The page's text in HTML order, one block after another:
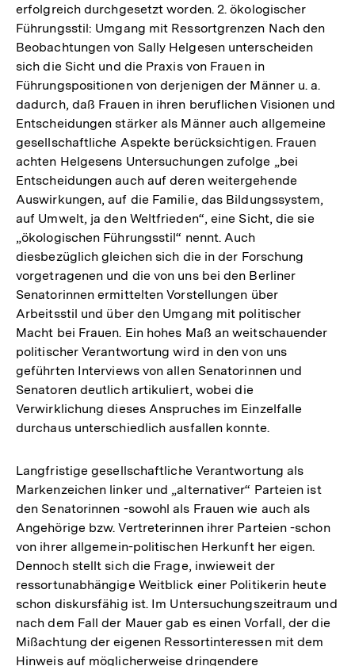
erfolgreich durchgesetzt worden. 2. ökologischer
Führungsstil: Umgang mit Ressortgrenzen Nach den
Beobachtungen von Sally Helgesen unterscheiden
sich die Sicht und die Praxis von Frauen in
Führungspositionen von derjenigen der Männer u. a.
dadurch, daß Frauen in ihren beruflichen Visionen und
Entscheidungen stärker als Männer auch allgemeine
gesellschaftliche Aspekte berücksichtigen. Frauen
achten Helgesens Untersuchungen zufolge „bei
Entscheidungen auch auf deren weitergehende
Auswirkungen, auf die Familie, das Bildungssystem,
auf Umwelt, ja den Weltfrieden“, eine Sicht, die sie
„ökologischen Führungsstil“ nennt. Auch
diesbezüglich gleichen sich die in der Forschung
vorgetragenen und die von uns bei den Berliner
Senatorinnen ermittelten Vorstellungen über
Arbeitsstil und über den Umgang mit politischer
Macht bei Frauen. Ein hohes Maß an weitschauender
politischer Verantwortung wird in den von uns
geführten Interviews von allen Senatorinnen und
Senatoren deutlich artikuliert, wobei die
Verwirklichung dieses Anspruches im Einzelfalle
durchaus unterschiedlich ausfallen konnte.
Langfristige gesellschaftliche Verantwortung als
Markenzeichen linker und „alternativer“ Parteien ist
den Senatorinnen -sowohl als Frauen wie auch als
Angehörige bzw. Vertreterinnen ihrer Parteien -schon
von ihrer allgemein-politischen Herkunft her eigen.
Dennoch stellt sich die Frage, inwieweit der
ressortunabhängige Weitblick einer Politikerin heute
schon diskursfähig ist. Im Untersuchungszeitraum und
nach dem Fall der Mauer gab es einen Vorfall, der die
Mißachtung der eigenen Ressortinteressen mit dem
Hinweis auf möglicherweise dringendere